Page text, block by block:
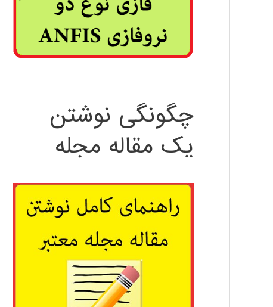
چگونگی نوشتن
یک مقاله مجله